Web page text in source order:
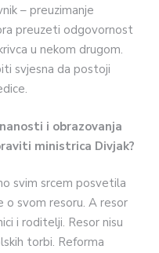
– preuzimanje
preuzeti odgovornost
u nekom drugom.
svjesna da postoji
i obrazovanja
ministrica Divjak?
svim srcem posvetila
o svom resoru. A resor
i roditelji. Resor nisu
torbi. Reforma